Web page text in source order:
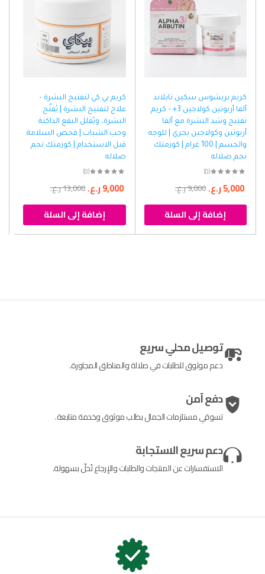
كريم بريشوس سكين تايلاند
ألفا أربوتين كولاجين 3+ – كريم
تفتيح وشد البشرة مع ألفا
أربوتين وكولاجين بحري | للوجه
والجسم | 100 غرام | كوزمتك
نجم صلاله
(0)
9,000ر.ع. 5,000ر.ع.
إضافة إلى السلة
كريم بي كي لتفتيح البشرة –
علاج لتفتيح البشرة | يُفتّح
البشرة، ويُقلل البقع الداكنة
وحب الشباب | فحص السلامة
قبل الاستخدام | كوزمتك نجم
صلاله
(0)
13,000ر.ع. 9,000ر.ع.
إضافة إلى السلة
توصيل محلي سريع
دعم موثوق للطلبات في صلالة والمناطق المجاورة.
دفع آمن
تسوقي مستلزمات الجمال بطلب موثوق وخدمة متابعة.
دعم سريع الاستجابة
الاستفسارات عن المنتجات والطلبات والإرجاع تُحلّ بسهولة.